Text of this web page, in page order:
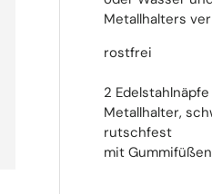
Metallhalters
rostfrei
2
Metallhalter,
rutschfest
mit Gummifüßen